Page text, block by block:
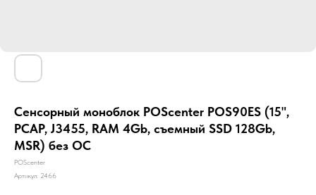
Сенсорный моноблок POScenter POS90ES (15",
PCAP, J3455, RAM 4Gb, съемный SSD 128Gb,
MSR) без ОС
POScenter
Артикул: 2466